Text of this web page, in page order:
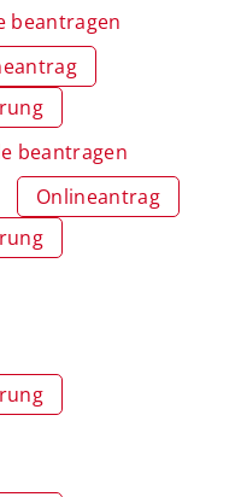
beantragen
beantragen
Onlineantrag